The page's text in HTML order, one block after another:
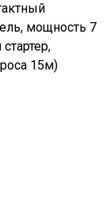
мощность 7
15м)